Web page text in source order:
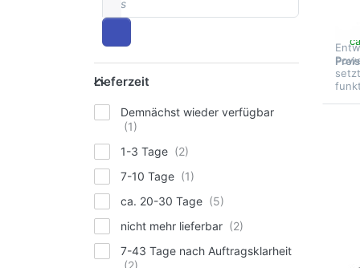
Lieferzeit
Lieferzeit
Demnächst wieder verfügbar
1-3 Tage
7-10 Tage
ca. 20-30 Tage
nicht mehr lieferbar
7-43 Tage nach Auftragsklarheit
Der
mit